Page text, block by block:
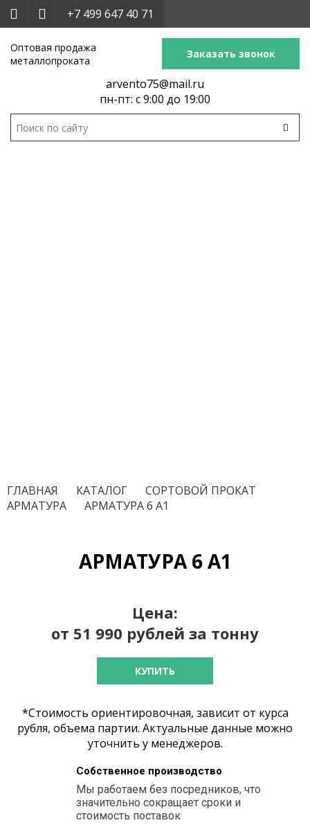
Оптовая продажа
металлопроката
arvento75@mail.ru
пн-пт: с 9:00 до 19:00
Заказать звонок
ГЛАВНАЯ КАТАЛОГ СОРТОВОЙ ПРОКАТ
АРМАТУРА АРМАТУРА 6 А1
АРМАТУРА 6 А1
Цена:
от 51 990 рублей за тонну
КУПИТЬ
*Стоимость ориентировочная, зависит от курса
рубля, объема партии. Актуальные данные можно
уточнить у менеджеров.
Собственное производство
Мы работаем без посредников, что
значительно сокращает сроки и
стоимость поставок
+7 499 647 40 71